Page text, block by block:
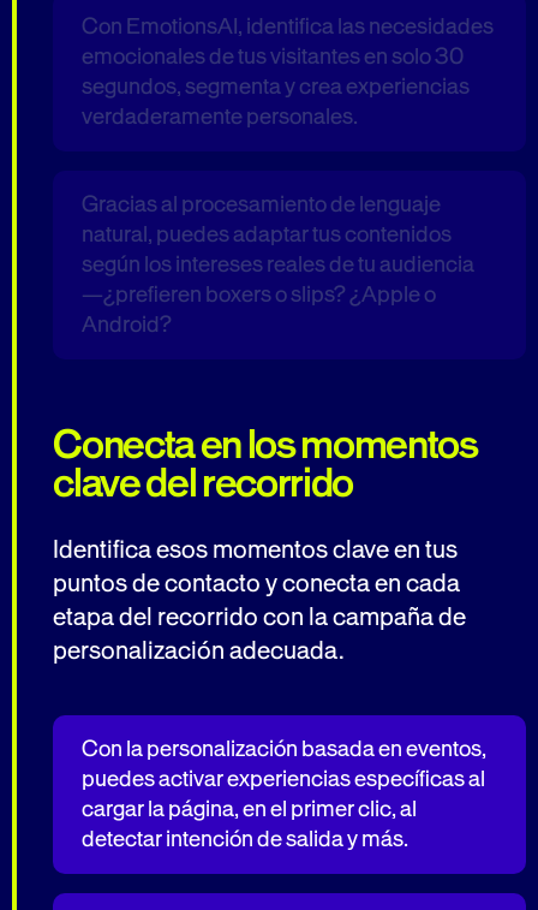
Con EmotionsAI, identifica las necesidades
emocionales de tus visitantes en solo 30
segundos, segmenta y crea experiencias
verdaderamente personales.
Gracias al procesamiento de lenguaje
natural, puedes adaptar tus contenidos
según los intereses reales de tu audiencia
—¿prefieren boxers o slips? ¿Apple o
Android?
Conecta en los momentos
clave del recorrido
Identifica esos momentos clave en tus
puntos de contacto y conecta en cada
etapa del recorrido con la campaña de
personalización adecuada.
Con la personalización basada en eventos,
puedes activar experiencias específicas al
cargar la página, en el primer clic, al
detectar intención de salida y más.